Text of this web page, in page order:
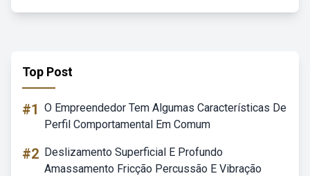
Top Post
#1 O Empreendedor Tem Algumas Características De
Perfil Comportamental Em Comum
#2 Deslizamento Superficial E Profundo
Amassamento Fricção Percussão E Vibração